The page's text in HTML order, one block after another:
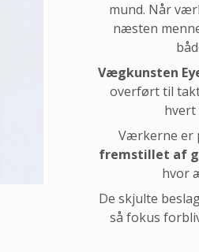
mund. Når
næsten
Vægkunsten
overført til
Værkerne er
fremstillet af
hvor
De skjulte
så fokus